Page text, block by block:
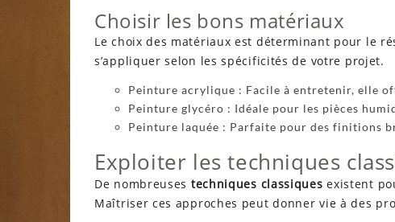
Choisir les bons matériaux
Le choix des matériaux est déterminant pour le
s’appliquer selon les spécificités de votre projet.
Peinture acrylique : Facile à entretenir, elle
Peinture glycéro : Idéale pour les pièces
Peinture laquée : Parfaite pour des finitions
Exploiter les techniques
De nombreuses techniques classiques existent
Maîtriser ces approches peut donner vie à des